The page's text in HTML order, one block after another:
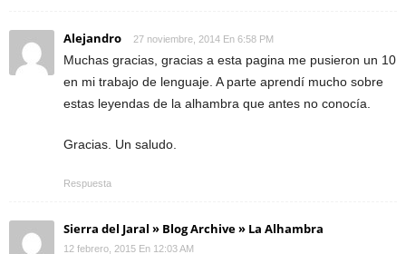
Alejandro 27 noviembre, 2014 En 6:58 PM
Muchas gracias, gracias a esta pagina me pusieron un 10
en mi trabajo de lenguaje. A parte aprendí mucho sobre
estas leyendas de la alhambra que antes no conocía.
Gracias. Un saludo.
Respuesta
Sierra del Jaral » Blog Archive » La Alhambra
12 febrero, 2015 En 12:03 AM